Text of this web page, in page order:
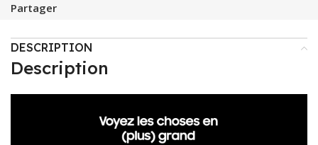
Partager
DESCRIPTION
Description